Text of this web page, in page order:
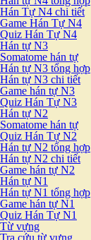
Hán Tự N4 chi tiết
Game Hán Tự N4
Quiz Hán Tự N4
Hán tự N3
Somatome hán tự
Hán tự N3 tổng hợp
Hán tự N3 chi tiết
Game hán tự N3
Quiz Hán Tự N3
Hán tự N2
Somatome hán tự
Quiz Hán Tự N2
Hán tự N2 tổng hợp
Hán tự N2 chi tiết
Game hán tự N2
Hán tự N1
Hán tự N1 tổng hợp
Game hán tự N1
Quiz Hán Tự N1
Từ vựng
Tra cứu từ vựng